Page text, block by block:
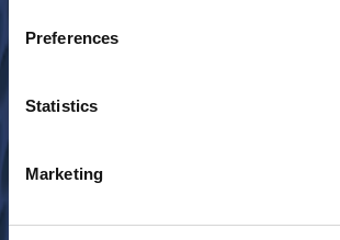
Preferences
Statistics
Marketing